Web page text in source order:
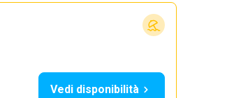
Vedi disponibilità